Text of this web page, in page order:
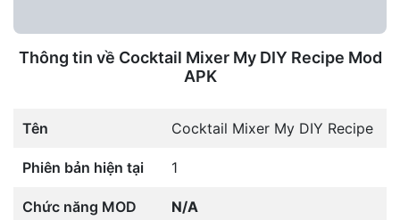
Thông tin về Cocktail Mixer My DIY Recipe Mod
APK
Tên Cocktail Mixer My DIY Recipe
Phiên bản hiện tại 1
Chức năng MOD N/A